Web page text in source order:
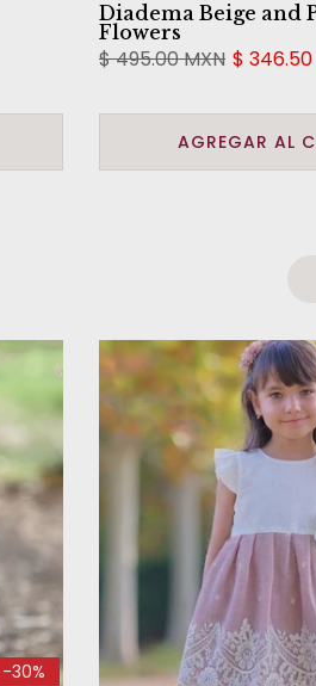
Diadema Beige and
Flowers
$ 495.00 MXN $ 346.50
AGREGAR AL
-30%